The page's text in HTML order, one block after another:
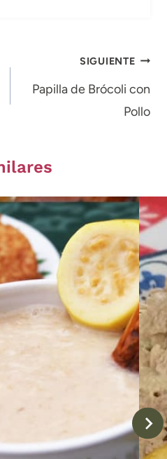
SIGUIENTE
Papilla de Brócoli con
Pollo